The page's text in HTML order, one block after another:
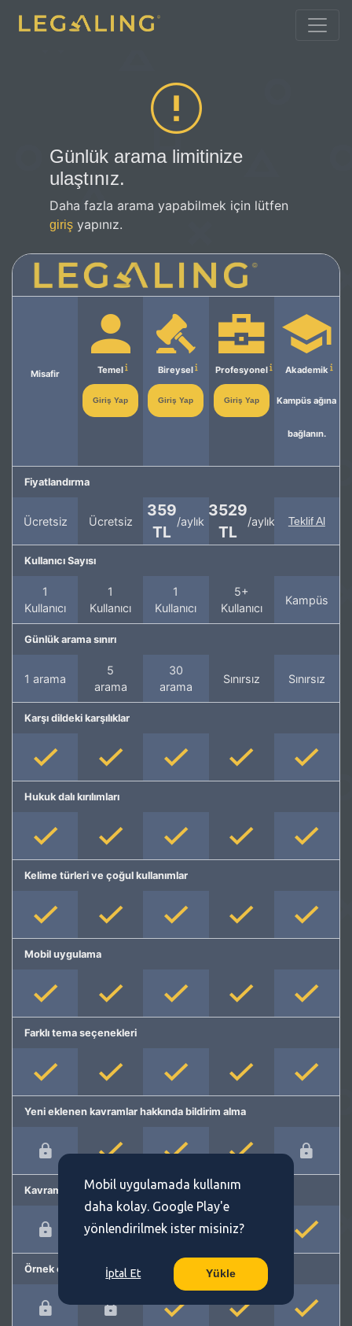
Günlük arama limitinize
ulaştınız.
Daha fazla arama yapabilmek için lütfen
giriş yapınız.
Misafir Temel
Giriş Yap
Bireysel
Giriş Yap
Profesyonel
Giriş Yap
Akademik
Kampüs ağına
bağlanın.
Fiyatlandırma
Ücretsiz Ücretsiz
359
TL
/aylık
3529
TL
/aylık Teklif Al
Kullanıcı Sayısı
1
Kullanıcı
1
Kullanıcı
1
Kullanıcı
5+
Kullanıcı
Kampüs
Günlük arama sınırı
1 arama
5
arama
30
arama
Sınırsız Sınırsız
Karşı dildeki karşılıklar
Hukuk dalı kırılımları
Kelime türleri ve çoğul kullanımlar
Mobil uygulama
Farklı tema seçenekleri
Yeni eklenen kavramlar hakkında bildirim alma
Kavram önerme
Örnek cümleler
Mobil uygulamada kullanım
daha kolay. Google Play'e
yönlendirilmek ister misiniz?
İptal Et Yükle